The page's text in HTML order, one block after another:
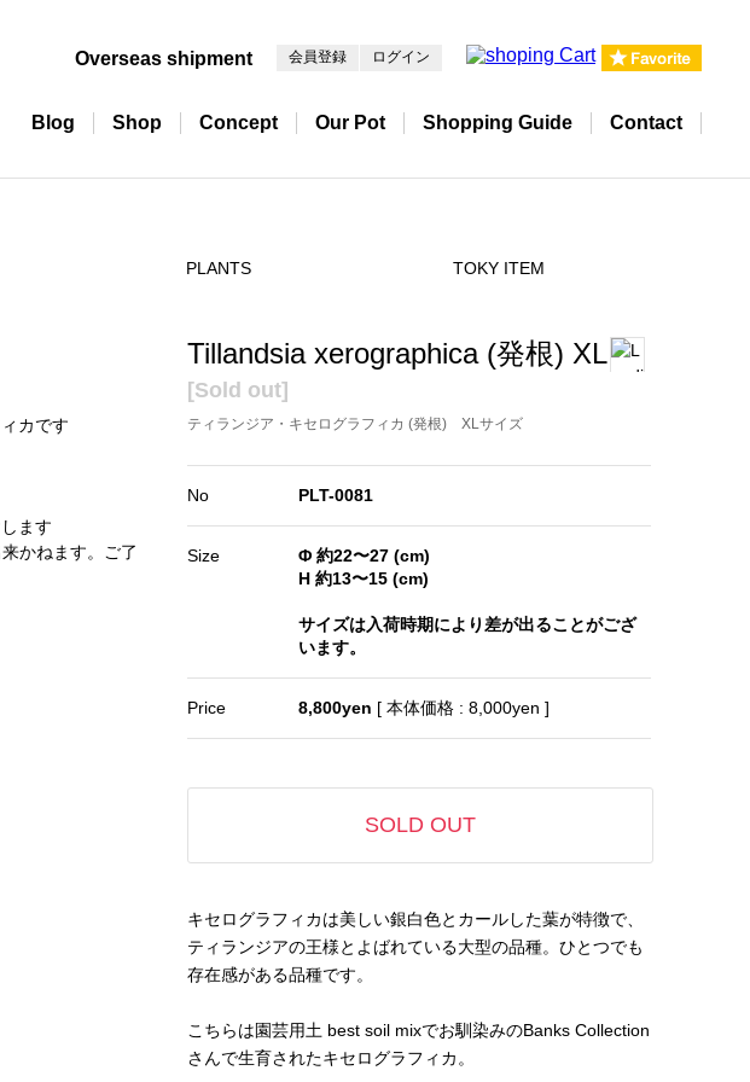
Overseas shipment 会員登録 ログイン
Blog Shop Concept Our Pot Shopping Guide Contact
PLANTS TOKY ITEM
Tillandsia xerographica (発根) XL
[Sold out]
ティランジア・キセログラフィカ (発根) XLサイズ
No PLT-0081
Size
Φ 約22〜27 (cm)
H 約13〜15 (cm)
サイズは入荷時期により差が出ることがござ
います。
Price 8,800yen [ 本体価格 : 8,000yen ]
SOLD OUT
キセログラフィカは美しい銀白色とカールした葉が特徴で、
ティランジアの王様とよばれている大型の品種。ひとつでも
存在感がある品種です。
こちらは園芸用土 best soil mixでお馴染みのBanks Collection
さんで生育されたキセログラフィカ。